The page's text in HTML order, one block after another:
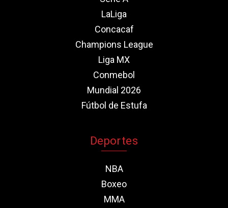
LaLiga
Concacaf
Champions League
Liga MX
Conmebol
Mundial 2026
Fútbol de Estufa
Deportes
NBA
Boxeo
MMA